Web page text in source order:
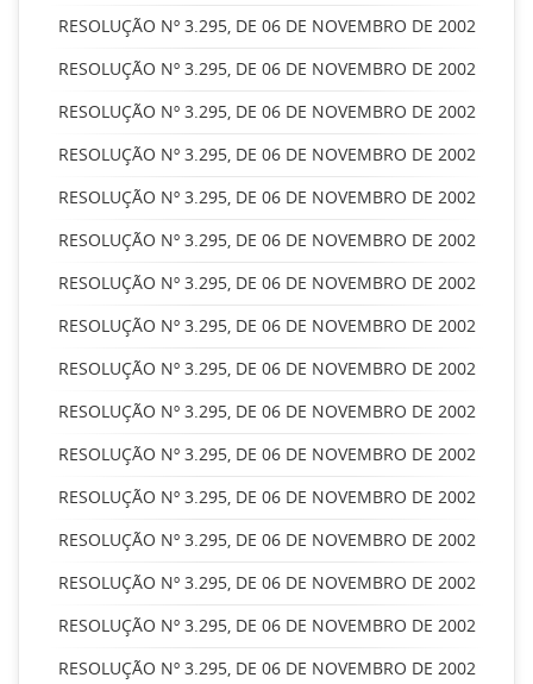
RESOLUÇÃO Nº 3.295, DE 06 DE NOVEMBRO DE 2002
RESOLUÇÃO Nº 3.295, DE 06 DE NOVEMBRO DE 2002
RESOLUÇÃO Nº 3.295, DE 06 DE NOVEMBRO DE 2002
RESOLUÇÃO Nº 3.295, DE 06 DE NOVEMBRO DE 2002
RESOLUÇÃO Nº 3.295, DE 06 DE NOVEMBRO DE 2002
RESOLUÇÃO Nº 3.295, DE 06 DE NOVEMBRO DE 2002
RESOLUÇÃO Nº 3.295, DE 06 DE NOVEMBRO DE 2002
RESOLUÇÃO Nº 3.295, DE 06 DE NOVEMBRO DE 2002
RESOLUÇÃO Nº 3.295, DE 06 DE NOVEMBRO DE 2002
RESOLUÇÃO Nº 3.295, DE 06 DE NOVEMBRO DE 2002
RESOLUÇÃO Nº 3.295, DE 06 DE NOVEMBRO DE 2002
RESOLUÇÃO Nº 3.295, DE 06 DE NOVEMBRO DE 2002
RESOLUÇÃO Nº 3.295, DE 06 DE NOVEMBRO DE 2002
RESOLUÇÃO Nº 3.295, DE 06 DE NOVEMBRO DE 2002
RESOLUÇÃO Nº 3.295, DE 06 DE NOVEMBRO DE 2002
RESOLUÇÃO Nº 3.295, DE 06 DE NOVEMBRO DE 2002